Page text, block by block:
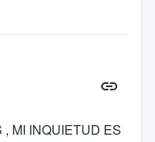
MI INQUIETUD ES